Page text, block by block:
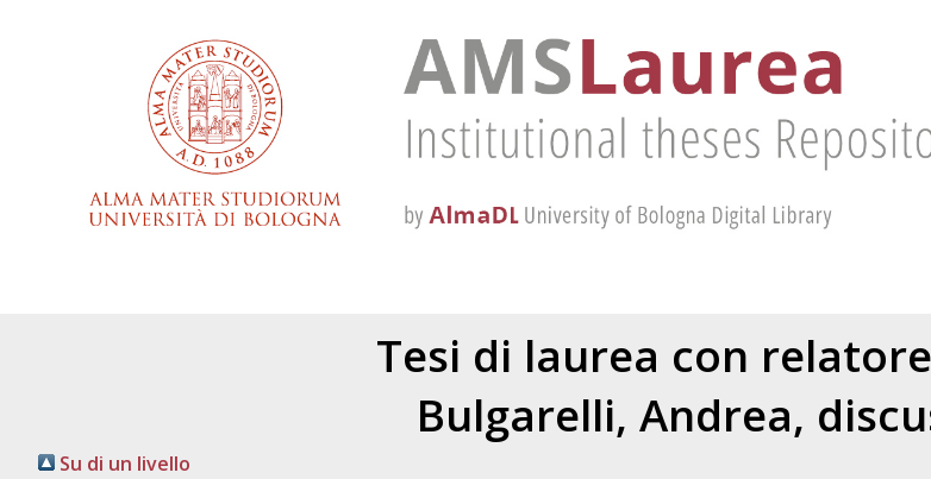
Tesi di laurea con
Bulgarelli, Andrea,
Su di un livello